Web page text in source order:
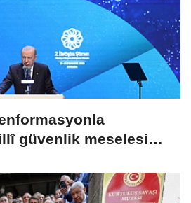
güvenlik meselesi